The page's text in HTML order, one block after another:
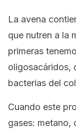
La avena
que nutren a la
primeras
oligosacáridos,
bacterias del
Cuando este
gases: metano,